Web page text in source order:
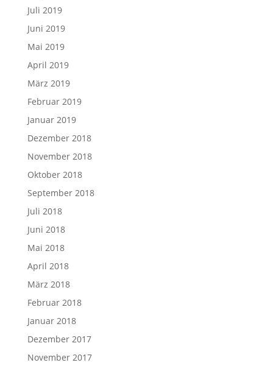
Juli 2019
Juni 2019
Mai 2019
April 2019
März 2019
Februar 2019
Januar 2019
Dezember 2018
November 2018
Oktober 2018
September 2018
Juli 2018
Juni 2018
Mai 2018
April 2018
März 2018
Februar 2018
Januar 2018
Dezember 2017
November 2017